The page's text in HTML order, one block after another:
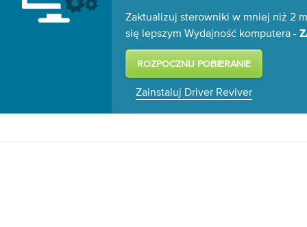
Zaktualizuj sterowniki w mniej niż 2
się lepszym Wydajność komputera -
Zainstaluj Driver Reviver